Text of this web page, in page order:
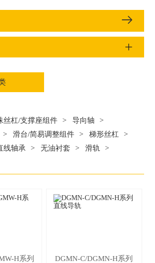
丝杠/支撑座组件 > 导向轴
>
> 滑台/简易调整组件 > 梯形丝杠
>
线轴承 > 无油衬套 > 滑轨
>
H系列
DGMN-C/DGMN-H系列